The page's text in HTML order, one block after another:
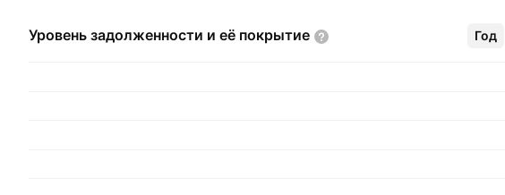
Уровень задолженности и её покрытие Год
Ещё